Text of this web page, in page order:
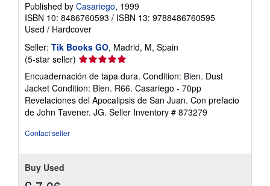
Published by Casariego, 1999
ISBN 10: 8486760593 / ISBN 13: 9788486760595
Used / Hardcover
Seller: Tik Books GO, Madrid, M, Spain
(5-star seller) Seller
rating
5
out
of
5
Encuadernación de tapa dura. Condition: Bien. Dust
Jacket Condition: Bien. R66. Casariego - 70pp
Revelaciones del Apocalipsis de San Juan. Con prefacio
de John Tavener. JG. Seller Inventory # 873279
Contact seller
Buy Used